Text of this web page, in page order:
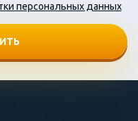
персональных данных